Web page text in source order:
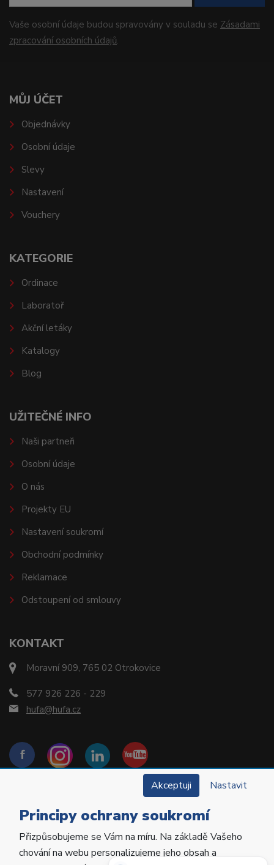
Vaše osobní údaje budou spravovány v souladu se Zásadami
zpracování osobních údajů.
KONTAKT
Moravní 909, 765 02 Otrokovice
577 926 226 - 229
hufa@hufa.cz
MŮJ ÚČET
Objednávky
Osobní údaje
Slevy
Nastavení
Vouchery
KATEGORIE
Ordinace
Laboratoř
Akční letáky
Katalogy
Blog
UŽITEČNÉ INFO
Naši partneři
Osobní údaje
O nás
Projekty EU
Nastavení soukromí
Obchodní podmínky
Reklamace
Odstoupení od smlouvy
Copyright © 2022 Hu-Fa Dental a.s. Všechna práva
vyhrazena.
Akceptuji Nastavit
Principy ochrany soukromí
Přizpůsobujeme se Vám na míru. Na základě Vašeho
chování na webu personalizujeme jeho obsah a